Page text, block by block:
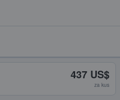
437 US$
za kus